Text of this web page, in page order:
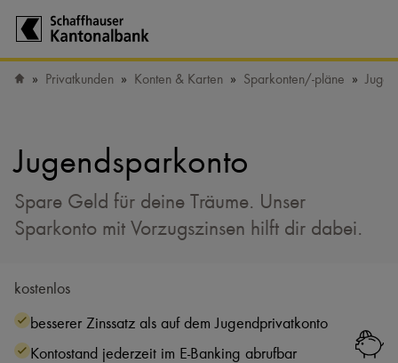
Privatkunden Konten & Karten Sparkonten/​-pläne
Jugendsparkonto
Spare Geld für deine Träume. Unser
Sparkonto mit Vorzugszinsen hilft dir dabei.
kostenlos
besserer Zinssatz als auf dem Jugendprivatkonto
Kontostand jederzeit im E-Banking abrufbar